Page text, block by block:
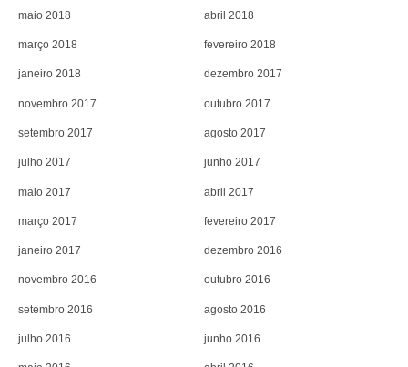
maio 2018 abril 2018
março 2018 fevereiro 2018
janeiro 2018 dezembro 2017
novembro 2017 outubro 2017
setembro 2017 agosto 2017
julho 2017 junho 2017
maio 2017 abril 2017
março 2017 fevereiro 2017
janeiro 2017 dezembro 2016
novembro 2016 outubro 2016
setembro 2016 agosto 2016
julho 2016 junho 2016